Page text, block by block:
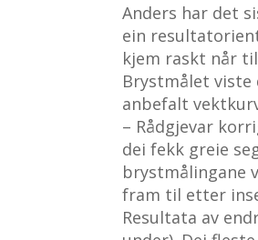
Anders har det
ein
kjem raskt når
Brystmålet viste
anbefalt
– Rådgjevar
dei fekk greie
brystmålingane
fram til etter
Resultata av